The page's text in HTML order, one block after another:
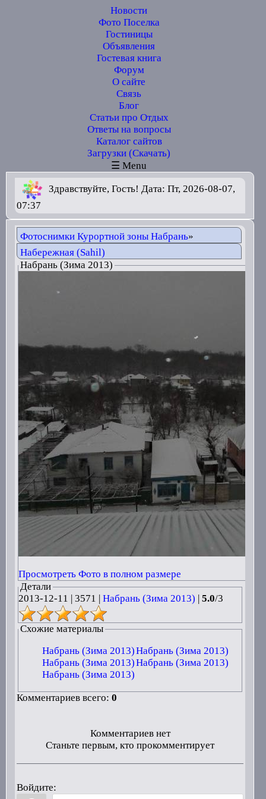
Новости
Фото Поселка
Гостиницы
Объявления
Гостевая книга
Форум
О сайте
Связь
Блог
Статьи про Отдых
Ответы на вопросы
Каталог сайтов
Загрузки (Скачать)
☰ Menu
Здравствуйте, Гость! Дата: Пт, 2026-08-07,
07:37
Фотоснимки Курортной зоны Набрань»
Набережная (Sahil)
Набрань (Зима 2013)
Просмотреть Фото в полном размере
Детали
2013-12-11 | 3571 | Набрань (Зима 2013) | 5.0/3
Схожие материалы
Набрань (Зима 2013)Набрань (Зима 2013)
Набрань (Зима 2013)Набрань (Зима 2013)
Набрань (Зима 2013)
Комментариев всего: 0
Комментариев нет
Станьте первым, кто прокомментирует
Войдите: